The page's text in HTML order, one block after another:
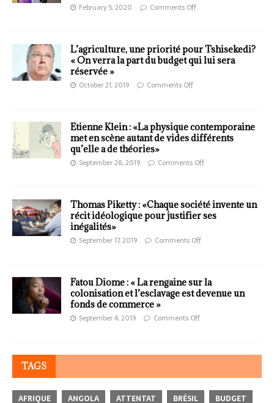
February 5, 2020 Comments Off
L’agriculture, une priorité pour Tshisekedi?
« On verra la part du budget qui lui sera
réservée »
October 21, 2019 Comments Off
Etienne Klein : «La physique contemporaine
met en scène autant de vides différents
qu’elle a de théories»
September 28, 2019 Comments Off
Thomas Piketty : «Chaque société invente un
récit idéologique pour justifier ses
inégalités»
September 17, 2019 Comments Off
Fatou Diome : « La rengaine sur la
colonisation et l’esclavage est devenue un
fonds de commerce »
September 4, 2019 Comments Off
TAGS
AFRIQUE ANGOLA ATTENTAT BRÉSIL
BUDGET